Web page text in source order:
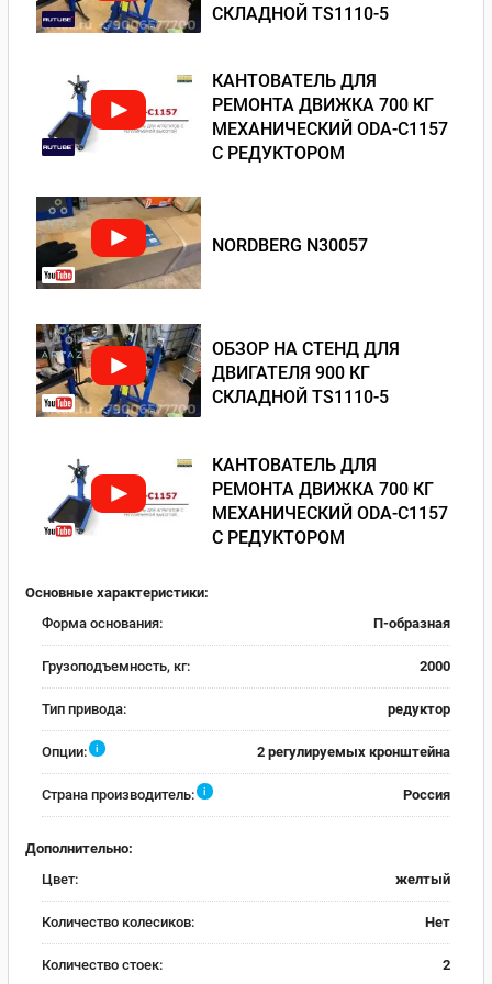
СКЛАДНОЙ TS1110-5
КАНТОВАТЕЛЬ ДЛЯ
РЕМОНТА ДВИЖКА 700 КГ
МЕХАНИЧЕСКИЙ ODA-С1157
С РЕДУКТОРОМ
NORDBERG N30057
ОБЗОР НА СТЕНД ДЛЯ
ДВИГАТЕЛЯ 900 КГ
СКЛАДНОЙ TS1110-5
КАНТОВАТЕЛЬ ДЛЯ
РЕМОНТА ДВИЖКА 700 КГ
МЕХАНИЧЕСКИЙ ODA-С1157
С РЕДУКТОРОМ
Основные характеристики:
Форма основания:
П-образная
Грузоподъемность, кг: 2000
Тип привода: редуктор
Опции: i 2 регулируемых кронштейна
Страна производитель: i Россия
Дополнительно:
Цвет:
желтый
Количество колесиков: Нет
Количество стоек: 2